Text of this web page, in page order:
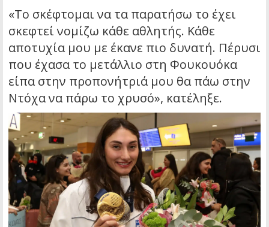
«Το σκέφτομαι να τα παρατήσω το έχει
σκεφτεί νομίζω κάθε αθλητής. Κάθε
αποτυχία μου με έκανε πιο δυνατή. Πέρυσι
που έχασα το μετάλλιο στη Φουκουόκα
είπα στην προπονήτριά μου θα πάω στην
Ντόχα να πάρω το χρυσό», κατέληξε.